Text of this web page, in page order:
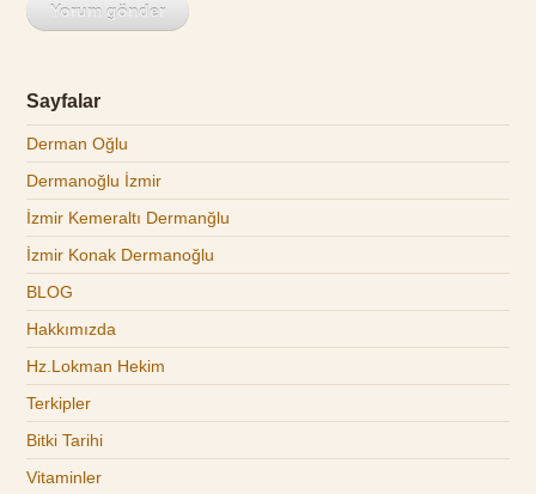
Sayfalar
Derman Oğlu
Dermanoğlu İzmir
İzmir Kemeraltı Dermanğlu
İzmir Konak Dermanoğlu
BLOG
Hakkımızda
Hz.Lokman Hekim
Terkipler
Bitki Tarihi
Vitaminler